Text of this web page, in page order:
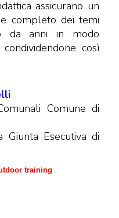
assicurano un
completo dei temi
da anni in modo
così
Comune di
Esecutiva di
training